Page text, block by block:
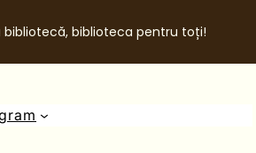
bibliotecă, biblioteca pentru toți!